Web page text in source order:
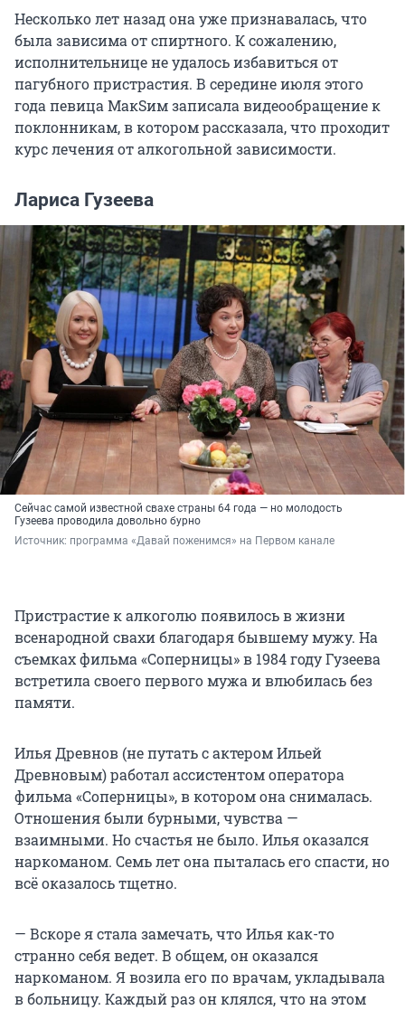
Несколько лет назад она уже признавалась, что
была зависима от спиртного. К сожалению,
исполнительнице не удалось избавиться от
пагубного пристрастия. В середине июля этого
года певица МакSим записала видеообращение к
поклонникам, в котором рассказала, что проходит
курс лечения от алкогольной зависимости.
Лариса Гузеева
Сейчас самой известной свахе страны 64 года — но молодость
Гузеева проводила довольно бурно
Источник: программа «Давай поженимся» на Первом канале
Пристрастие к алкоголю появилось в жизни
всенародной свахи благодаря бывшему мужу. На
съемках фильма «Соперницы» в 1984 году Гузеева
встретила своего первого мужа и влюбилась без
памяти.
Илья Древнов (не путать с актером Ильей
Древновым) работал ассистентом оператора
фильма «Соперницы», в котором она снималась.
Отношения были бурными, чувства —
взаимными. Но счастья не было. Илья оказался
наркоманом. Семь лет она пыталась его спасти, но
всё оказалось тщетно.
— Вскоре я стала замечать, что Илья как-то
странно себя ведет. В общем, он оказался
наркоманом. Я возила его по врачам, укладывала
в больницу. Каждый раз он клялся, что на этом